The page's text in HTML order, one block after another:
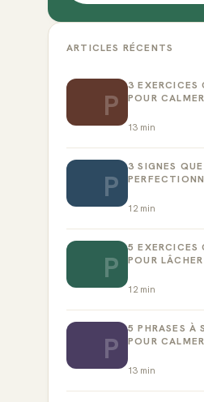
ARTICLES RÉCENTS
P
3 EXERCICES
POUR
13 min
P
3 SIGNES
12min
P
5 EXERCICES
POUR
12min
P
5 PHRASES À
POUR
13 min